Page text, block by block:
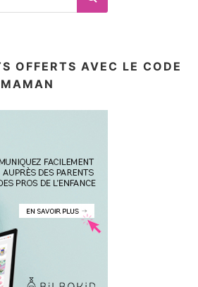
Search
OFFERTS AVEC LE CODE